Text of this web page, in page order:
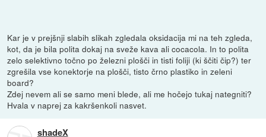
Kar je v prejšnji slabih slikah zgledala oksidacija mi na teh zgleda,
kot, da je bila polita dokaj na sveže kava ali cocacola. In to polita
zelo selektivno točno po železni plošči in tisti foliji (ki ščiti čip?) ter
zgrešila vse konektorje na plošči, tisto črno plastiko in zeleni
board?
Zdej nevem ali se samo meni blede, ali me hočejo tukaj nategniti?
Hvala v naprej za kakršenkoli nasvet.
shadeX